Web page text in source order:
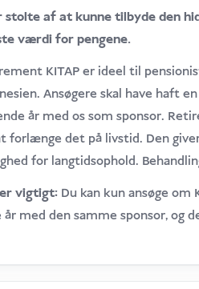
stolte af at kunne tilbyde den
værdi for pengene.
KITAP er ideel til
Ansøgere skal have haft
år med os som sponsor.
forlænge det på livstid. Den
for langtidsophold.
vigtigt: Du kan kun ansøge om
med den samme sponsor, og